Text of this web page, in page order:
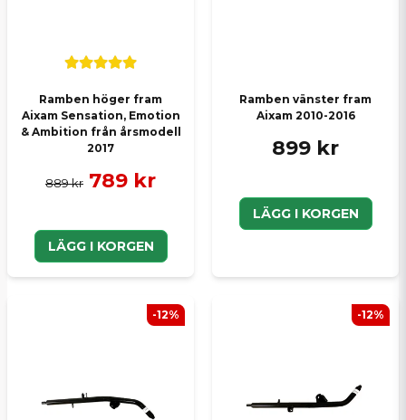
Ramben höger fram
Aixam Sensation, Emotion
& Ambition från årsmodell
2017
889 kr 789 kr
LÄGG I KORGEN
Ramben vänster fram
Aixam 2010-2016
899 kr
LÄGG I KORGEN
-12% -12%